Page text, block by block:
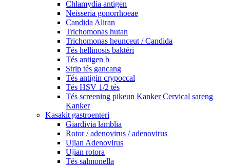
Chlamydia antigen
Neisseria gonorrhoeae
Candida Aliran
Trichomonas hutan
Trichomonas heunceut / Candida
Tés hellinosis baktéri
Tés antigen b
Strip tés gancang
Tés antigin crypoccal
Tés HSV 1/2 tés
Tés screening pikeun Kanker Cervical sareng
Kanker
Kasakit gastroenteri
Giardivia lamblia
Rotor / adenovirus / adenovirus
Ujian Adenovirus
Ujian rotora
Tés salmonella